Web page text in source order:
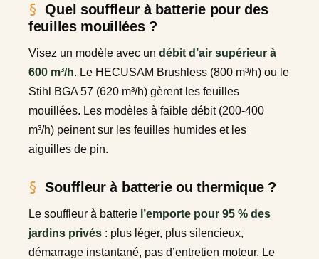
Quel souffleur à batterie pour des
feuilles mouillées ?
Visez un modèle avec un débit d’air supérieur à
600 m³/h. Le HECUSAM Brushless (800 m³/h) ou le
Stihl BGA 57 (620 m³/h) gèrent les feuilles
mouillées. Les modèles à faible débit (200-400
m³/h) peinent sur les feuilles humides et les
aiguilles de pin.
Souffleur à batterie ou thermique ?
Le souffleur à batterie l’emporte pour 95 % des
jardins privés : plus léger, plus silencieux,
démarrage instantané, pas d’entretien moteur. Le